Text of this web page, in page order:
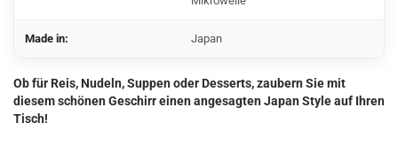
Made in: Japan
Ob für Reis, Nudeln, Suppen oder Desserts, zaubern Sie mit
diesem schönen Geschirr einen angesagten Japan Style auf Ihren
Tisch!